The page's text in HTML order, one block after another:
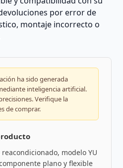
por error de
montaje incorrecto o
ha sido generada
inteligencia artificial.
Verifique la
de comprar.
reacondicionado, modelo YU
plano y flexible